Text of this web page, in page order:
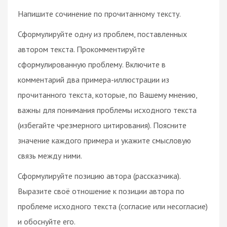
Напишите сочинение по прочитанному тексту.
Сформулируйте одну из проблем, поставленных
автором текста. Прокомментируйте
сформулированную проблему. Включите в
комментарий два примера-иллюстрации из
прочитанного текста, которые, по Вашему мнению,
важны для понимания проблемы исходного текста
(избегайте чрезмерного цитирования). Поясните
значение каждого примера и укажите смысловую
связь между ними.
Сформулируйте позицию автора (рассказчика).
Выразите своё отношение к позиции автора по
проблеме исходного текста (согласие или несогласие)
и обоснуйте его.